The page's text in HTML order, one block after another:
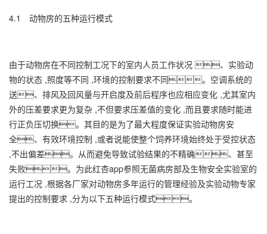
4.1 动物房的五种运行模式
由于动物房在不同控制工况下的室内人员工作状况 、实验动
物的状态 ,照度等不同 ,环境的控制要求不同。空调系统的
送、排风及回风量与开启度及前后程序也应相应变化 ,尤其室内
外的压差要求更为复杂 ,不但要求压差值的变化 ,而且要求随时能进
行正负压切换。其目的是为了最大程度保证实验动物房安
全、有效环境控制 ,或者说能使整个饲养环境始终处于受控状态
,不出偏差。从而避免导致试验结果的不精确、甚至
失败。为此红杏app参照无菌病房部及生物安全实验室的
运行工况 ,根据各厂家对动物房多年运行的管理经验及实验动物专家
提出的控制要求 ,分为以下五种运行模式。